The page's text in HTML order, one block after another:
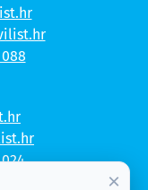
088
024
×